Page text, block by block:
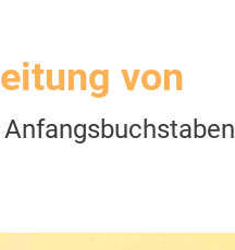
von
Anfangsbuchstaben